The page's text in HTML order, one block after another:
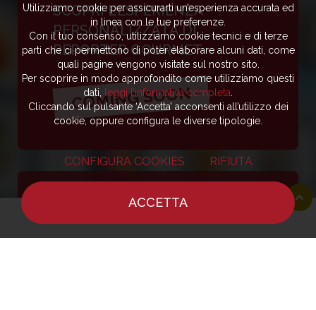
SCOPRI L’ESPERIENZA
PERSONALIZZATA DI
REPORTER GOURMET
- COMING SOON -
Vuoi scoprire le ultime notizie e
Utilizziamo cookie per assicurarti un’esperienza accurata ed
in linea con le tue preferenze.
Con il tuo consenso, utilizziamo cookie tecnici e di terze
parti che ci permettono di poter elaborare alcuni dati, come
quali pagine vengono visitate sul nostro sito.
Per scoprire in modo approfondito come utilizziamo questi
dati,
leggi l’informativa completa
Cliccando sul pulsante ‘Accetta’ acconsenti all’utilizzo dei
cookie, oppure configura le diverse tipologie.
CONFIGURA COOKIES RIFIUTA
ACCETTA